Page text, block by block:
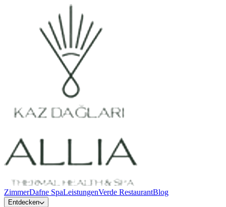
ZimmerDafne SpaLeistungenVerde RestaurantBlog
Entdecken